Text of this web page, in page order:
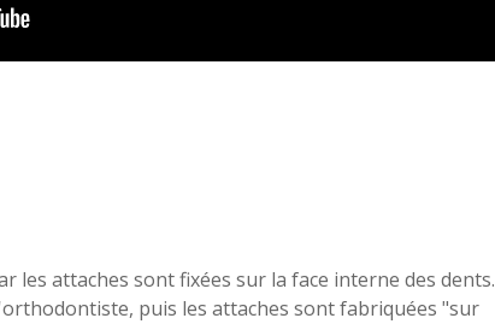
les attaches sont fixées sur la face interne des dents.
puis les attaches sont fabriquées "sur